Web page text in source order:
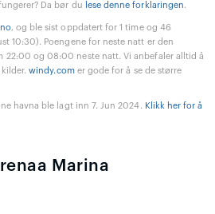
Da bør du lese denne forklaringen.
, og ble sist oppdatert for 1 time og 46
10:30). Poengene for neste natt er den
22:00 og 08:00 neste natt. Vi anbefaler alltid å
kilder.windy.comer gode for å se de større
havna ble lagt inn 7. Jun 2024. Klikk her for å
Marina